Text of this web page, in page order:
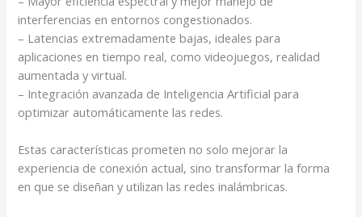
interferencias en entornos congestionados.
– Latencias extremadamente bajas, ideales para
aplicaciones en tiempo real, como videojuegos, realidad
aumentada y virtual.
– Integración avanzada de Inteligencia Artificial para
optimizar automáticamente las redes.
Estas características prometen no solo mejorar la
experiencia de conexión actual, sino transformar la forma
en que se diseñan y utilizan las redes inalámbricas.